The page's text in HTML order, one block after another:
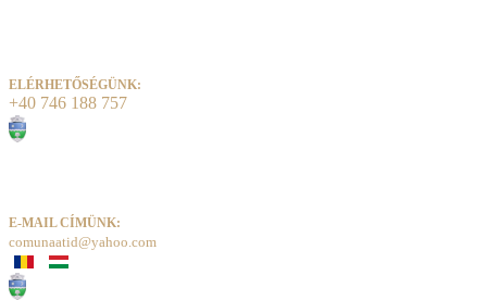
ELÉRHETŐSÉGÜNK:
+40 746 188 757
E-MAIL CÍMÜNK:
comunaatid@yahoo.com